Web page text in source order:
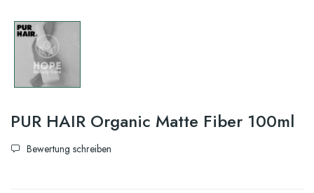
PUR HAIR Organic Matte Fiber 100ml
Bewertung schreiben